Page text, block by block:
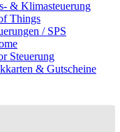
& Klimasteuerung
Things
/ SPS
Steuerung
& Gutscheine